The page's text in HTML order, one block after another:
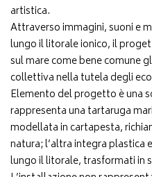
artistica.
Attraverso immagini, suoni e
lungo il litorale ionico, il
sul mare come bene comune
collettiva nella tutela degli
Elemento del progetto è una
rappresenta una tartaruga
modellata in cartapesta,
natura; l’altra integra plastica
lungo il litorale, trasformati in